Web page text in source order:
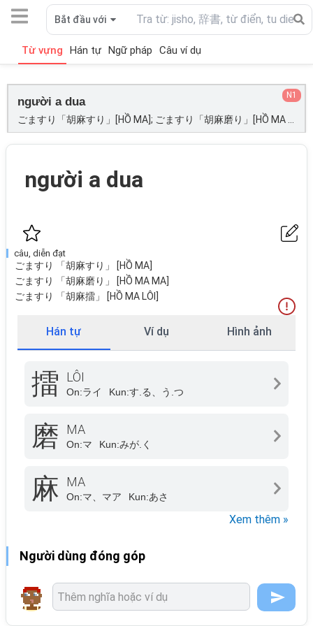
Bắt đầu với
Từ vựng Hán tự Ngữ pháp Câu ví dụ
người a dua N1
người a dua
câu, diễn đạt
ごますり 「胡麻すり」 [HỒ MA]
ごますり 「胡麻磨り」 [HỒ MA MA]
ごますり 「胡麻擂」 [HỒ MA LÔI]
Hán tự Ví dụ Hình ảnh
擂 LÔI
On:ライ Kun:す.る、う.つ
磨 MA
On:マ Kun:みが.く
麻 MA
On:マ、マア Kun:あさ
Xem thêm »
Người dùng đóng góp